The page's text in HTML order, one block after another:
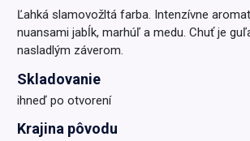
Ľahká slamovožltá farba. Intenzívne
nuansami jabĺk, marhúľ a medu. Chuť je
nasladlým záverom.
Skladovanie
ihneď po otvorení
Krajina pôvodu